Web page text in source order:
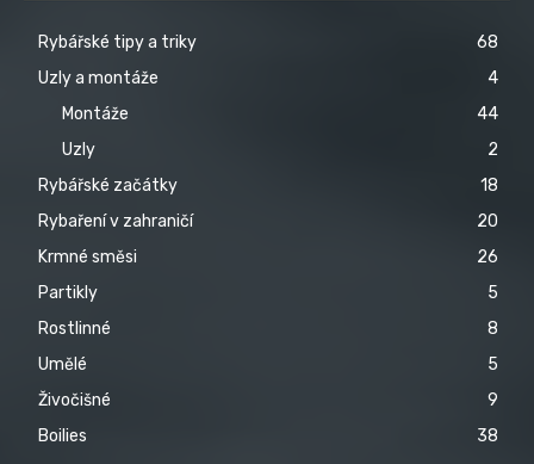
Rybářské tipy a triky
68
Uzly a montáže
4
Montáže
44
Uzly
2
Rybářské začátky
18
Rybaření v zahraničí
20
Krmné směsi
26
Partikly
5
Rostlinné
8
Umělé
5
Živočišné
9
Boilies
38